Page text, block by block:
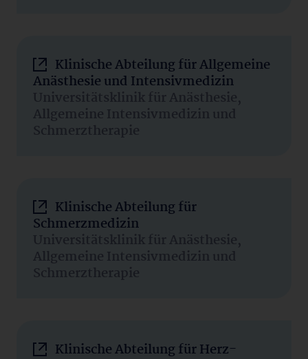
Klinische Abteilung für Allgemeine
Anästhesie und Intensivmedizin
Universitätsklinik für Anästhesie,
Allgemeine Intensivmedizin und
Schmerztherapie
Klinische Abteilung für
Schmerzmedizin
Universitätsklinik für Anästhesie,
Allgemeine Intensivmedizin und
Schmerztherapie
Klinische Abteilung für Herz-